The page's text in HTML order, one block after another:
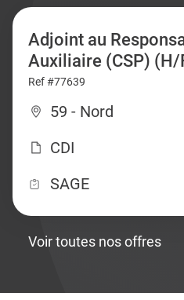
Adjoint au
Auxiliaire (CSP) (H/
Ref #77639
59 - Nord
CDI
SAGE
Voir toutes nos offres